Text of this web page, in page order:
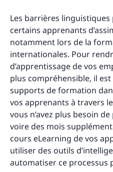
Les barrières
certains apprenants
notamment lors de la
internationales. Pour
d’apprentissage de vos
plus compréhensible, il
supports de formation
vos apprenants à travers
vous n’avez plus besoin
voire des mois
cours eLearning de vos
utiliser des outils
automatiser ce processus